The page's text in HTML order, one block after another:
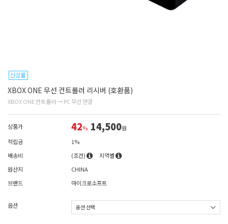
XBOX ONE 무선 컨트롤러 리시버 (호환품)
XBOX ONE 컨트롤러 → PC 무선 연결
상품가 42% 14,500원
적립금
1%
배송비
(조건)
지역별
원산지
CHINA
브랜드
마이크로소프트
옵션